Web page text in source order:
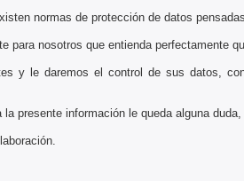
normas de protección de datos
para nosotros que entienda perfectamente
y le daremos el control de sus datos,
presente información le queda alguna